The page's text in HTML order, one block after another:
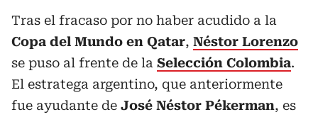
Tras el fracaso por no haber acudido a la
Copa del Mundo en Qatar, Néstor Lorenzo
se puso al frente de la Selección Colombia.
El estratega argentino, que anteriormente
fue ayudante de José Néstor Pékerman, es